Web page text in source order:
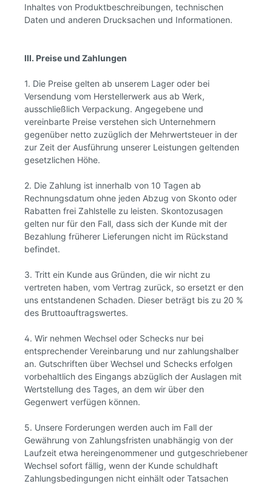
Inhaltes von Produktbeschreibungen, technischen
Daten und anderen Drucksachen und Informationen.
III. Preise und Zahlungen
1. Die Preise gelten ab unserem Lager oder bei
Versendung vom Herstellerwerk aus ab Werk,
ausschließlich Verpackung. Angegebene und
vereinbarte Preise verstehen sich Unternehmern
gegenüber netto zuzüglich der Mehrwertsteuer in der
zur Zeit der Ausführung unserer Leistungen geltenden
gesetzlichen Höhe.
2. Die Zahlung ist innerhalb von 10 Tagen ab
Rechnungsdatum ohne jeden Abzug von Skonto oder
Rabatten frei Zahlstelle zu leisten. Skontozusagen
gelten nur für den Fall, dass sich der Kunde mit der
Bezahlung früherer Lieferungen nicht im Rückstand
befindet.
3. Tritt ein Kunde aus Gründen, die wir nicht zu
vertreten haben, vom Vertrag zurück, so ersetzt er den
uns entstandenen Schaden. Dieser beträgt bis zu 20 %
des Bruttoauftragswertes.
4. Wir nehmen Wechsel oder Schecks nur bei
entsprechender Vereinbarung und nur zahlungshalber
an. Gutschriften über Wechsel und Schecks erfolgen
vorbehaltlich des Eingangs abzüglich der Auslagen mit
Wertstellung des Tages, an dem wir über den
Gegenwert verfügen können.
5. Unsere Forderungen werden auch im Fall der
Gewährung von Zahlungsfristen unabhängig von der
Laufzeit etwa hereingenommener und gutgeschriebener
Wechsel sofort fällig, wenn der Kunde schuldhaft
Zahlungsbedingungen nicht einhält oder Tatsachen